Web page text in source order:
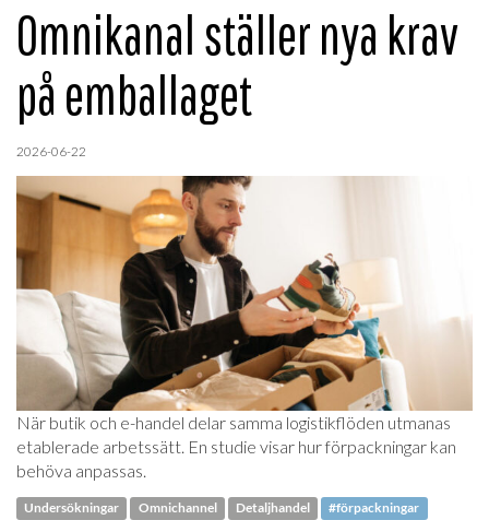
Omnikanal ställer nya krav
på emballaget
2026-06-22
När butik och e-handel delar samma logistikflöden utmanas
etablerade arbetssätt. En studie visar hur förpackningar kan
behöva anpassas.
Undersökningar Omnichannel Detaljhandel #förpackningar